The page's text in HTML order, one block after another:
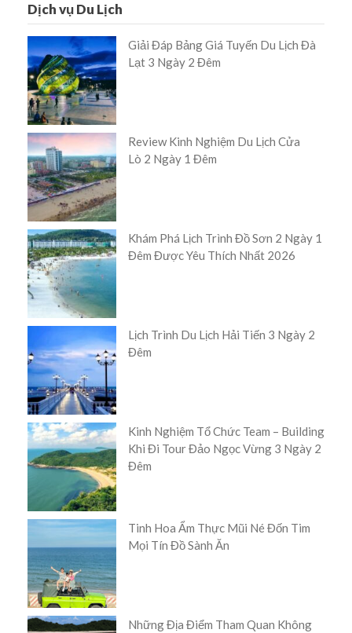
Dịch vụ Du Lịch
Giải Đáp Bảng Giá Tuyến Du Lịch Đà
Lạt 3 Ngày 2 Đêm
Review Kinh Nghiệm Du Lịch Cửa
Lò 2 Ngày 1 Đêm
Khám Phá Lịch Trình Đồ Sơn 2 Ngày 1
Đêm Được Yêu Thích Nhất 2026
Lịch Trình Du Lịch Hải Tiến 3 Ngày 2
Đêm
Kinh Nghiệm Tổ Chức Team – Building
Khi Đi Tour Đảo Ngọc Vừng 3 Ngày 2
Đêm
Tinh Hoa Ẩm Thực Mũi Né Đốn Tim
Mọi Tín Đồ Sành Ăn
Những Địa Điểm Tham Quan Không